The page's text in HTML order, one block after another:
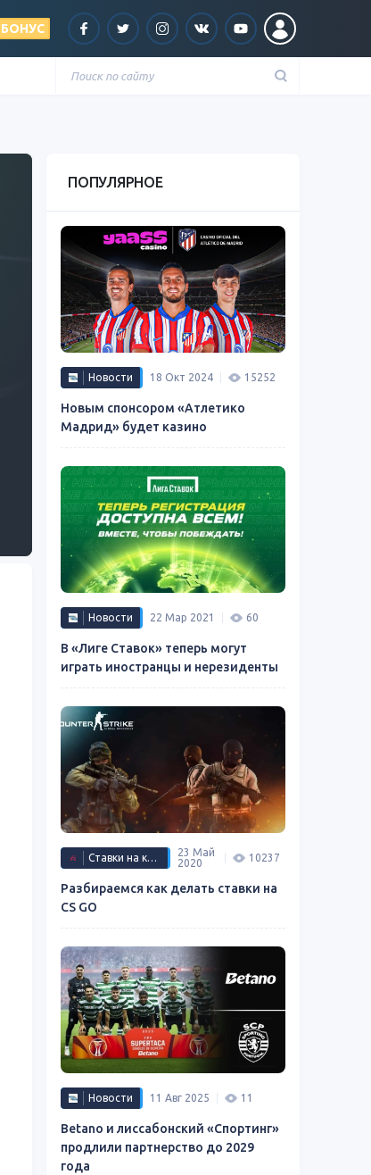
БОНУС
ПОПУЛЯРНОЕ
Новости 18 Окт 2024 15252
Новым спонсором «Атлетико
Мадрид» будет казино
Новости 22 Мар 2021 60
В «Лиге Ставок» теперь могут
играть иностранцы и нерезиденты
Ставки на киберспорт
23 Май
2020
10237
Разбираемся как делать ставки на
CS GO
Новости 11 Авг 2025 11
Betano и лиссабонский «Спортинг»
продлили партнерство до 2029
года